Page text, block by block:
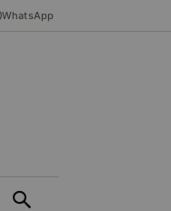
WhatsApp